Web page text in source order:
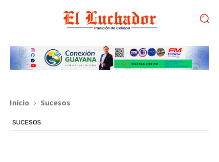
Inicio Sucesos
SUCESOS